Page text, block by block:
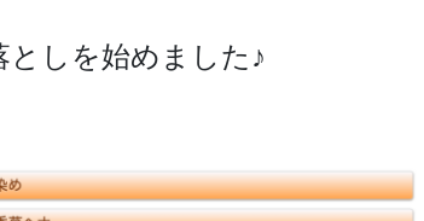
としを始めました♪